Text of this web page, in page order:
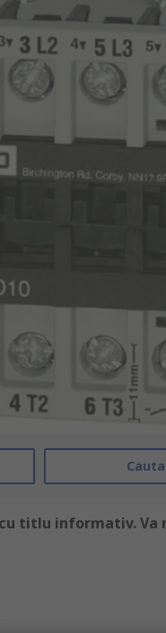
titlu informativ. Va